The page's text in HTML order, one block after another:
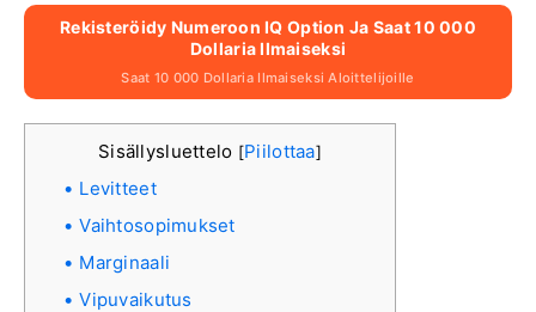
Rekisteröidy Numeroon IQ Option Ja Saat 10 000
Dollaria Ilmaiseksi
Saat 10 000 Dollaria Ilmaiseksi Aloittelijoille
Sisällysluettelo [Piilottaa]
Levitteet
Vaihtosopimukset
Marginaali
Vipuvaikutus